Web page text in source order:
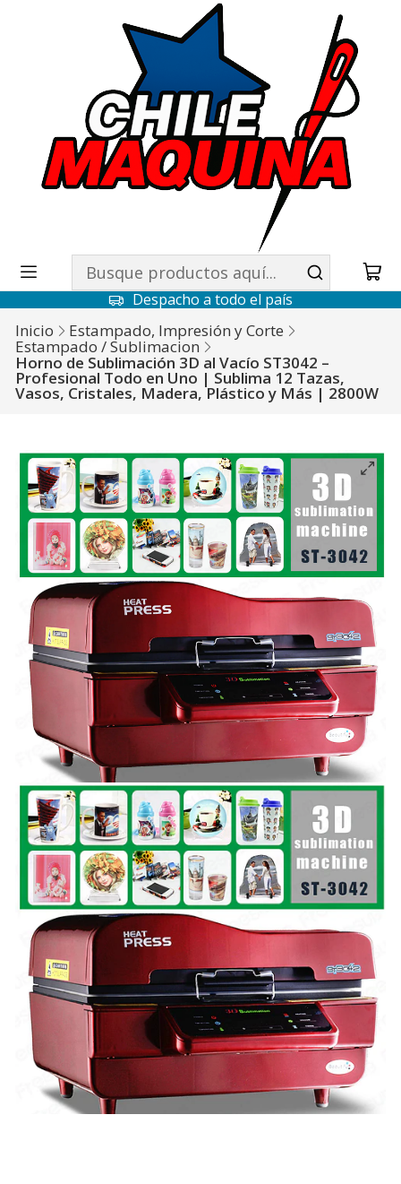
Despacho a todo el país
Inicio Estampado, Impresión y Corte
Estampado / Sublimacion
Horno de Sublimación 3D al Vacío ST3042 –
Profesional Todo en Uno | Sublima 12 Tazas,
Vasos, Cristales, Madera, Plástico y Más | 2800W